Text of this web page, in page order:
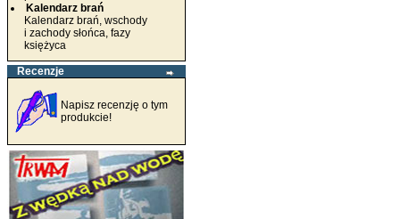
Kalendarz brań
Kalendarz brań, wschody
i zachody słońca, fazy
księżyca
Recenzje
Napisz recenzję o tym
produkcie!